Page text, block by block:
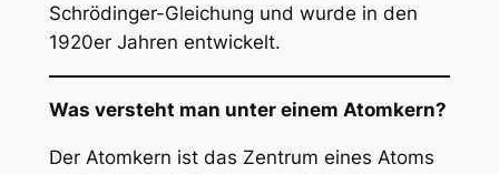
Schrödinger-Gleichung und wurde in den
1920er Jahren entwickelt.
Was versteht man unter einem Atomkern?
Der Atomkern ist das Zentrum eines Atoms